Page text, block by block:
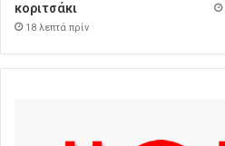
κοριτσάκι
18 λεπτά πρίν